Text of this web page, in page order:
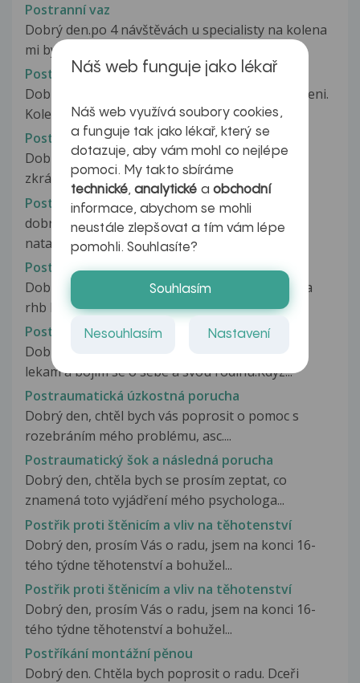
Postranní vaz
Dobrý den.po 4 návštěvách u specialisty na kolena
mi byla doporučena artroskopie-konkrétně...
Postranní vaz v kolenu
Dobrý den, mám natažené postranní vazy v koleni.
Koleno napuchlé není. Chci...
Postranni vazy
Dobry den mě dceři je 13 a trápí ji vazy. Má je
zkrácené. Na rotopedu jezdí...
Postranni vazy leve nohy
dobry den pane doktore!pred mesicem jsem si
natahla postrani vazy leve nohy.ortezu...
Postranní vazy v kolenu
Dobrý den, minulý týden ve čtvrtek jsem byla na
rhb kontrole (se zády) a panu...
Postraumatická stresová porucha
Dobry den,mam dotaz.Spatne spim,neustale se
lekam a bojim se o sebe a svou rodinu.Kdyz...
Postraumatická úzkostná porucha
Dobrý den, chtěl bych vás poprosit o pomoc s
rozebráním mého problému, asc....
Postraumatický šok a následná porucha
Dobrý den, chtěla bych se prosím zeptat, co
znamená toto vyjádření mého psychologa...
Postřik proti štěnicím a vliv na těhotenství
Dobrý den, prosím Vás o radu, jsem na konci 16-
tého týdne těhotenství a bohužel...
Postřik proti štěnicím a vliv na těhotenství
Dobrý den, prosím Vás o radu, jsem na konci 16-
tého týdne těhotenství a bohužel...
Postříkání montážní pěnou
Dobrý den. Chtěla bych poprosit o radu. Dceři
Náš web funguje jako lékař
Náš web využívá soubory cookies,
a funguje tak jako lékař, který se
dotazuje, aby vám mohl co nejlépe
pomoci. My takto sbíráme
technické,analytické a obchodní
informace, abychom se mohli
neustále zlepšovat a tím vám lépe
pomohli. Souhlasíte?
Souhlasím
Nesouhlasím Nastavení